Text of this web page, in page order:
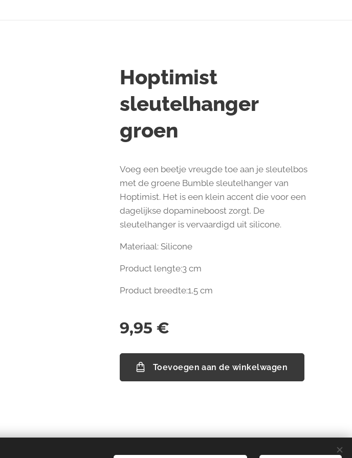
Hoptimist
sleutelhanger
groen
Voeg een beetje vreugde toe aan je sleutelbos
met de groene Bumble sleutelhanger van
Hoptimist. Het is een klein accent die voor een
dagelijkse dopamineboost zorgt. De
sleutelhanger is vervaardigd uit silicone.
Materiaal: Silicone
Product lengte:3 cm
Product breedte:1,5 cm
9,95 €
Toevoegen aan de winkelwagen